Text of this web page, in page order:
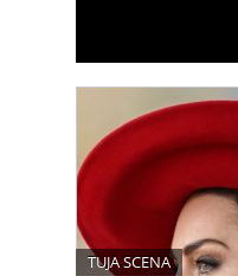
TUJA SCENA